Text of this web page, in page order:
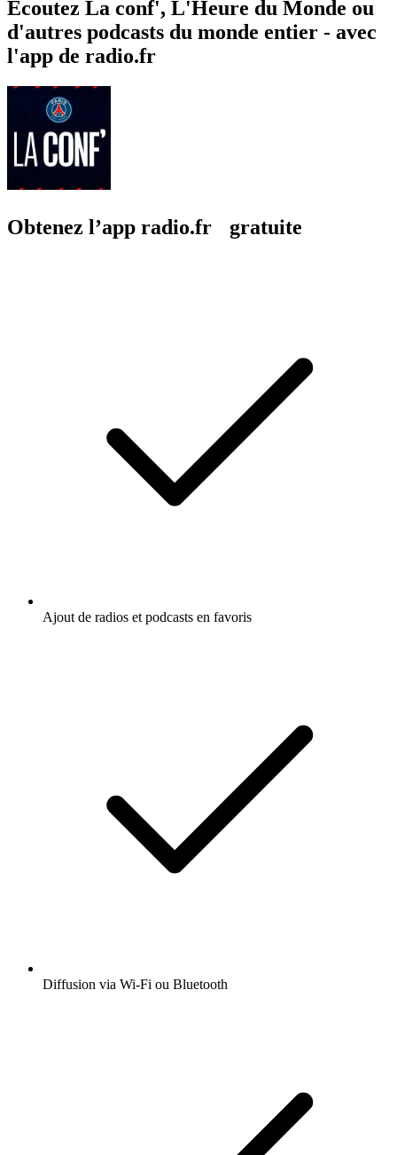
Écoutez La conf', L'Heure du Monde ou
d'autres podcasts du monde entier - avec
l'app de radio.fr
Obtenez l’app radio.fr gratuite
Ajout de radios et podcasts en favoris
Diffusion via Wi-Fi ou Bluetooth